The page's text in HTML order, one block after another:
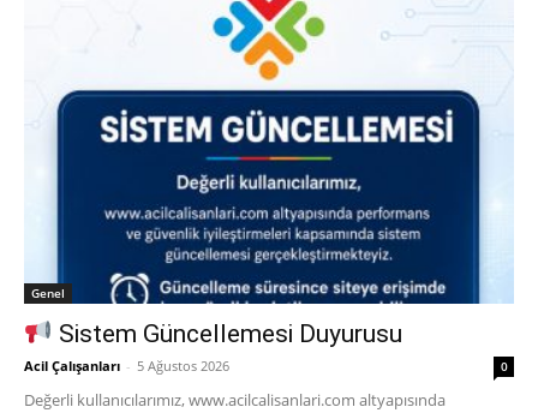
Genel
Sistem Güncellemesi Duyurusu
Acil Çalışanları - 5 Ağustos 2026 0
Değerli kullanıcılarımız, www.acilcalisanlari.com altyapısında